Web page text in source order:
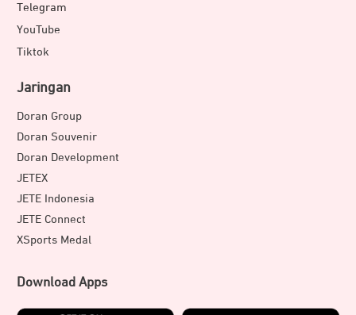
Telegram
YouTube
Tiktok
Jaringan
Doran Group
Doran Souvenir
Doran Development
JETEX
JETE Indonesia
JETE Connect
XSports Medal
Download Apps